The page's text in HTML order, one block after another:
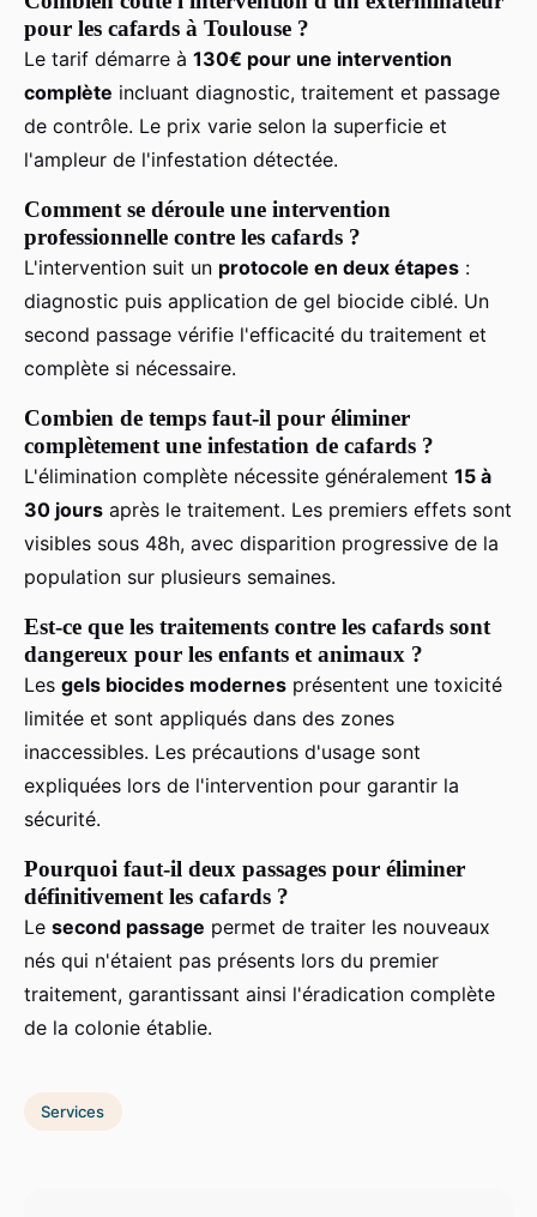
pour les cafards à Toulouse ?
Le tarif démarre à 130€ pour une intervention
complète incluant diagnostic, traitement et passage
de contrôle. Le prix varie selon la superficie et
l'ampleur de l'infestation détectée.
Comment se déroule une intervention
professionnelle contre les cafards ?
L'intervention suit un protocole en deux étapes :
diagnostic puis application de gel biocide ciblé. Un
second passage vérifie l'efficacité du traitement et
complète si nécessaire.
Combien de temps faut-il pour éliminer
complètement une infestation de cafards ?
L'élimination complète nécessite généralement 15 à
30 jours après le traitement. Les premiers effets sont
visibles sous 48h, avec disparition progressive de la
population sur plusieurs semaines.
Est-ce que les traitements contre les cafards sont
dangereux pour les enfants et animaux ?
Les gels biocides modernes présentent une toxicité
limitée et sont appliqués dans des zones
inaccessibles. Les précautions d'usage sont
expliquées lors de l'intervention pour garantir la
sécurité.
Pourquoi faut-il deux passages pour éliminer
définitivement les cafards ?
Le second passage permet de traiter les nouveaux
nés qui n'étaient pas présents lors du premier
traitement, garantissant ainsi l'éradication complète
de la colonie établie.
Services